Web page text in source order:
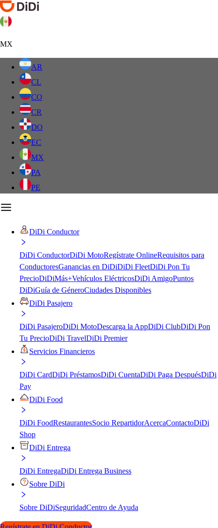
MX
AR
CL
CO
CR
DO
EC
MX
PA
PE
DiDi Conductor
DiDi ConductorDiDi MotoRegístrate OnlineRequisitos para
ConductoresGanancias en DiDiDiDi FleetDiDi Pon Tu
PrecioDiDiMás+Vehículos EléctricosDiDi AmigoPuntos
DiDiGuía de GéneroCiudades Disponibles
DiDi Pasajero
DiDi PasajeroDiDi MotoDescarga la AppDiDi ClubDiDi Pon
Tu PrecioDiDi TravelDiDi Premier
Servicios Financieros
DiDi CardDiDi PréstamosDiDi CuentaDiDi Paga DespuésDiDi
Pay
DiDi Food
DiDi FoodRestaurantesSocio RepartidorAcercaContactoDiDi
Shop
DiDi Entrega
DiDi EntregaDiDi Entrega Business
Sobre DiDi
Sobre DiDiSeguridadCentro de Ayuda